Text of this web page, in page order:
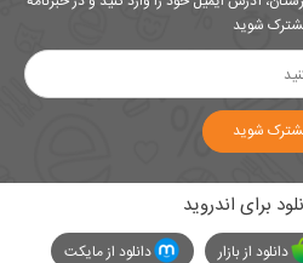
شوید
شوید
برای اندروید
دانلود از بازار دانلود از مایکت